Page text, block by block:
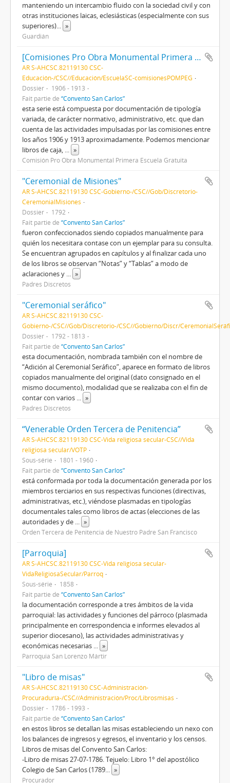
manteniendo un intercambio fluido con la sociedad civil y con
otras instituciones laicas, eclesiásticas (especialmente con sus
superiores)... »
Guardián
[Comisiones Pro Obra Monumental Primera Escuela Gratuita]
AR S-AHCSC.82119130 CSC-
Educación-/CSC//Educación/EscuelaSC-comisionesPOMPEG
Dossier
1906 - 1913
Fait partie de “Convento San Carlos”
esta serie está compuesta por documentación de tipología
variada, de carácter normativo, administrativo, etc. que dan
cuenta de las actividades impulsadas por las comisiones entre
los años 1906 y 1913 aproximadamente. Podemos mencionar
libros de caja, ... »
Comisión Pro Obra Monumental Primera Escuela Gratuita
"Ceremonial de Misiones"
AR S-AHCSC.82119130 CSC-Gobierno-/CSC//Gob/Discretorio-
CeremonialMisiones
Dossier
1792
Fait partie de “Convento San Carlos”
fueron confeccionados siendo copiados manualmente para
quién los necesitara contase con un ejemplar para su consulta.
Se encuentran agrupados en capítulos y al finalizar cada uno
de los libros se observan “Notas” y “Tablas” a modo de
aclaraciones y ... »
Padres Discretos
"Ceremonial seráfico"
AR S-AHCSC.82119130 CSC-
Gobierno-/CSC//Gob/Discretorio-/CSC//Gobierno/Discr/
Dossier
1792 - 1813
Fait partie de “Convento San Carlos”
esta documentación, nombrada también con el nombre de
“Adición al Ceremonial Seráfico”, aparece en formato de libros
copiados manualmente del original (dato consignado en el
mismo documento), modalidad que se realizaba con el fin de
contar con varios ... »
Padres Discretos
“Venerable Orden Tercera de Penitencia”
AR S-AHCSC.82119130 CSC-Vida religiosa secular-CSC//Vida
religiosa secular/VOTP
Sous-série
1801 - 1960
Fait partie de “Convento San Carlos”
está conformada por toda la documentación generada por los
miembros terciarios en sus respectivas funciones (directivas,
administrativas, etc.), viéndose plasmadas en tipologías
documentales tales como libros de actas (elecciones de las
autoridades y de ... »
Orden Tercera de Penitencia de Nuestro Padre San Francisco
[Parroquia]
AR S-AHCSC.82119130 CSC-Vida religiosa secular-
VidaReligiosaSecular/Parroq
Sous-série
1858
Fait partie de “Convento San Carlos”
la documentación corresponde a tres ámbitos de la vida
parroquial: las actividades y funciones del párroco (plasmada
principalmente en correspondencia e informes elevados al
superior diocesano), las actividades administrativas y
económicas necesarias ... »
Parroquia San Lorenzo Mártir
"Libro de misas"
AR S-AHCSC.82119130 CSC-Administración-
Procuraduría-/CSC//Administración/Proc/Librosmisas
Dossier
1786 - 1993
Fait partie de “Convento San Carlos”
en estos libros se detallan las misas estableciendo un nexo con
los balances de ingresos y egresos, el inventario y los censos.
Libros de misas del Convento San Carlos:
-Libro de misas 27-07-1786. Tejuelo: Libro 1° del apostólico
Colegio de San Carlos (1789... »
Procurador